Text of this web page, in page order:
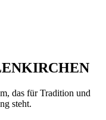
das für Tradition und
steht.